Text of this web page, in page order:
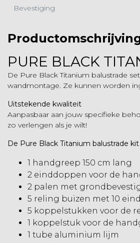
Bevestiging
PURE BLACK
De Pure Black Titanium balustrade
wandmontage. Ze kunnen worden
Uitstekende kwaliteit
Aanpasbaar aan jouw specifieke
zo verlengen als je wilt!
De Pure Black Titanium balustrade
1 handgreep 150 cm lang
2 einddoppen voor de
2 palen met
5 reling buizen met 10
5 koppelstukken voor de
1 koppelstuk voor de
1 tube aluminium lijm